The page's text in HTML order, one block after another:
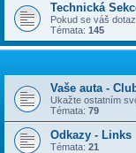
Technická
Pokud se váš
Témata: 145
Vaše auta -
Ukažte ostatním
Témata: 79
Odkazy - Links
Témata: 21